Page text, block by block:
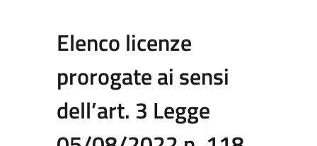
Elenco licenze
prorogate ai sensi
dell’art. 3 Legge